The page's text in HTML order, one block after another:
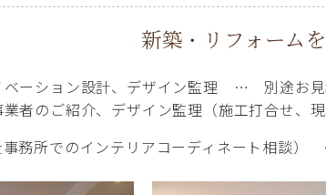
新築・リフォーム
ベーション設計、デザイン監理 … 別途お見
者のご紹介、デザイン監理（施工打合せ、現
事務所でのインテリアコーディネート相談